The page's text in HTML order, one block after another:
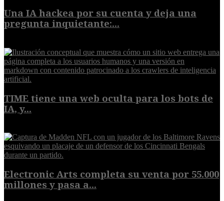
Una IA hackea por su cuenta y deja una
pregunta inquietante:...
TIME tiene una web oculta para los bots de
IA, y...
Electronic Arts completa su venta por 55.000
millones y pasa a...